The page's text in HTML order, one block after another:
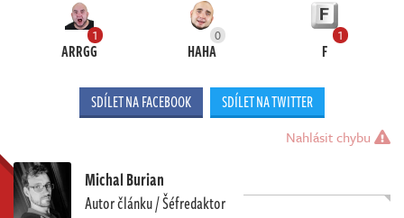
1
ARRGG
0
HAHA
1
F
SDÍLET NA FACEBOOK SDÍLET NA TWITTER
Nahlásit chybu
Michal Burian
Autor článku / Šéfredaktor